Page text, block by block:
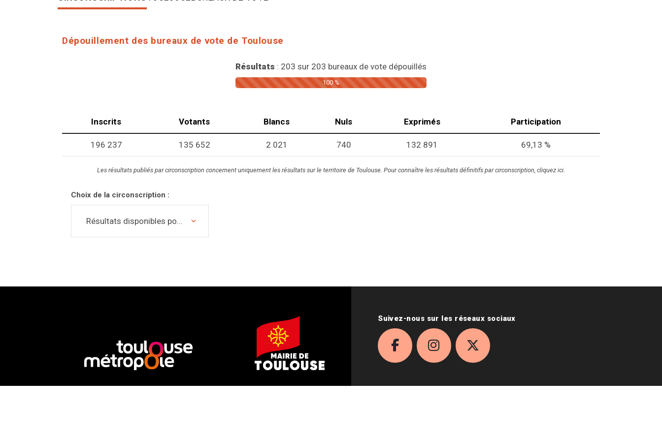
Dépouillement des bureaux de vote de Toulouse
Résultats : 203 sur 203 bureaux de vote dépouillés
100 %
Inscrits Votants Blancs Nuls Exprimés Participation
196 237 135 652 2 021 740 132 891 69,13 %
Les résultats publiés par circonscription concernent uniquement les résultats sur le territoire de Toulouse. Pour connaître les résultats définitifs par circonscription, cliquez ici.
Choix de la circonscription :
Résultats disponibles pour
Suivez-nous sur les réseaux sociaux
FacebookInstagram
X